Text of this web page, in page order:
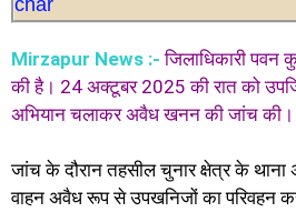
Mirzapur News :- जिलाधिकारी पवन
की है। 24 अक्टूबर 2025 की रात को
अभियान चलाकर अवैध खनन की जांच की।
जांच के दौरान तहसील चुनार क्षेत्र के
वाहन अवैध रूप से उपखनिजों का परिवहन